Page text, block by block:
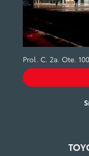
Prol. C. 2a. Ote.